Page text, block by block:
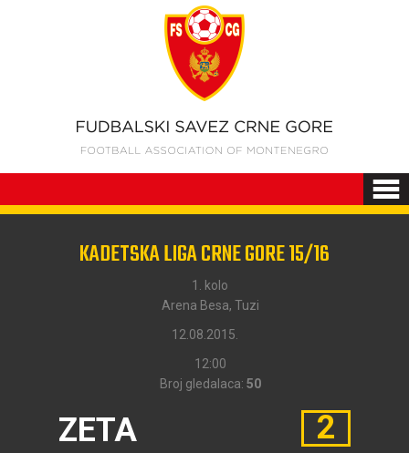
KADETSKA LIGA CRNE GORE 15/16
1. kolo
Arena Besa, Tuzi
12.08.2015.
12:00
Broj gledalaca: 50
ZETA
2